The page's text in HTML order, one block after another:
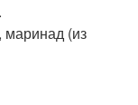
(из